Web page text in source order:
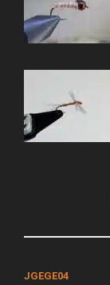
JGEGE04